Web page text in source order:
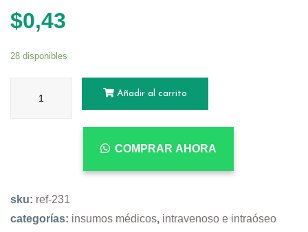
$0,43
28 disponibles
Añadir al carrito
COMPRAR AHORA
sku: ref-231
categorías: insumos médicos, intravenoso e intraóseo